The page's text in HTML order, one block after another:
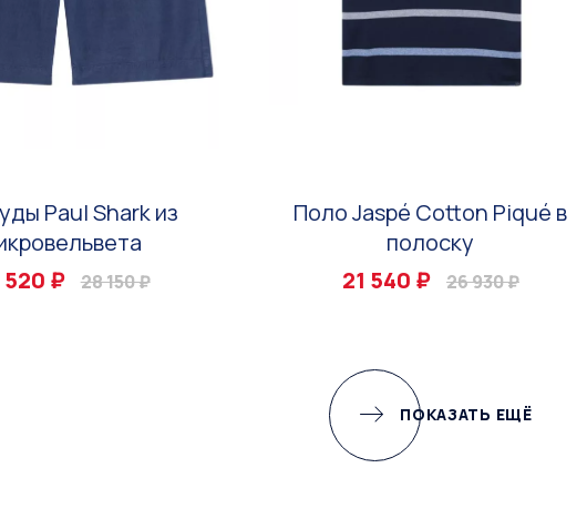
Paul Shark из
520 ₽
28 150 ₽
Поло Jaspé Cotton Piqué в
полоску
21 540 ₽
26 930 ₽
ПОКАЗАТЬ ЕЩЁ